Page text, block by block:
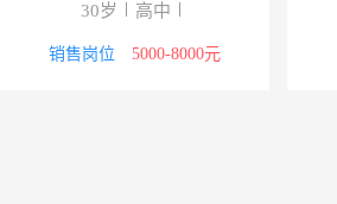
30岁 高中
销售岗位 5000-8000元